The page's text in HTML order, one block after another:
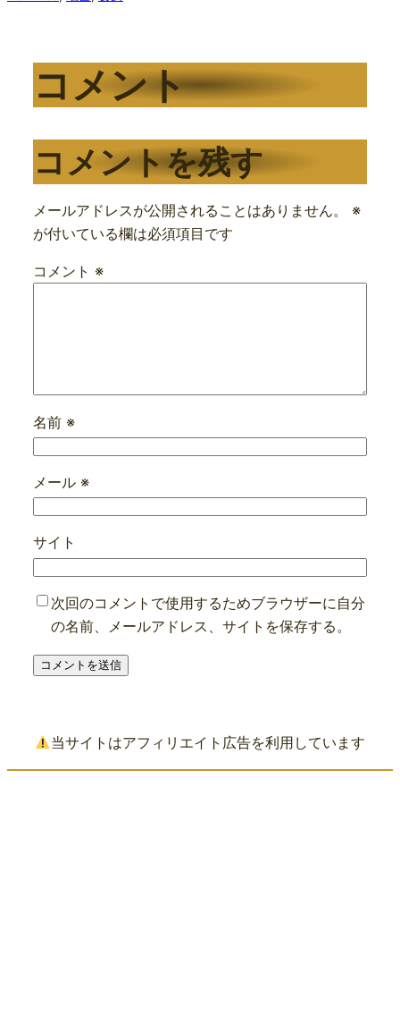
コメント
コメントを残す
メールアドレスが公開されることはありません。
※
が付いている欄は必須項目です
コメント ※
名前 ※
メール ※
サイト
次回のコメントで使用するためブラウザーに自分
の名前、メールアドレス、サイトを保存する。
当サイトはアフィリエイト広告を利用しています